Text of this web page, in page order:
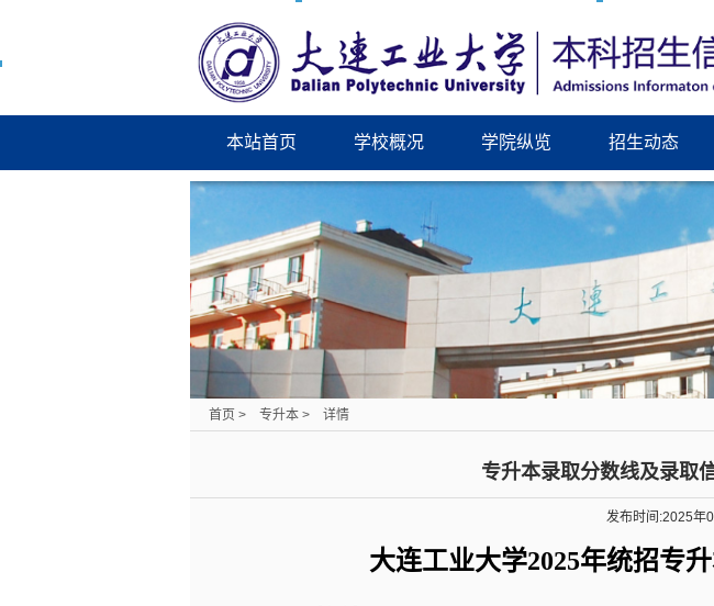
本站首页 学校概况 学院纵览 招生动态
首页 > 专升本 > 详情
专升本录取分数线及录取
发布时间:2025年
大连工业大学2025年统招专